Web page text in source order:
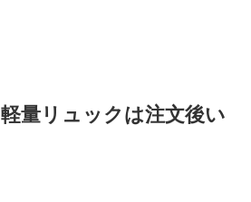
量リュックは注文後い